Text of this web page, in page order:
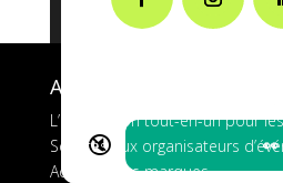
🔇
A propos de FMS
L’application tout-en-un pour
Services aux organisateurs
Ads pour les marques